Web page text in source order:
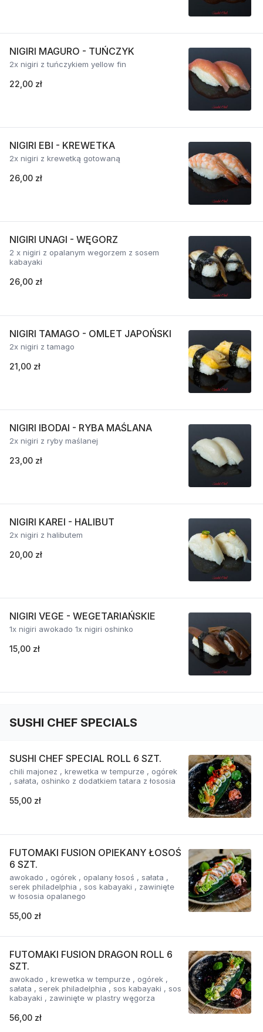
NIGIRI MAGURO - TUŃCZYK
2x nigiri z tuńczykiem yellow fin
22,00 zł
NIGIRI EBI - KREWETKA
2x nigiri z krewetką gotowaną
26,00 zł
NIGIRI UNAGI - WĘGORZ
2 x nigiri z opalanym wegorzem z sosem
kabayaki
26,00 zł
NIGIRI TAMAGO - OMLET JAPOŃSKI
2x nigiri z tamago
21,00 zł
NIGIRI IBODAI - RYBA MAŚLANA
2x nigiri z ryby maślanej
23,00 zł
NIGIRI KAREI - HALIBUT
2x nigiri z halibutem
20,00 zł
NIGIRI VEGE - WEGETARIAŃSKIE
1x nigiri awokado 1x nigiri oshinko
15,00 zł
SUSHI CHEF SPECIALS
SUSHI CHEF SPECIAL ROLL 6 SZT.
chili majonez , krewetka w tempurze , ogórek
, sałata, oshinko z dodatkiem tatara z łososia
55,00 zł
FUTOMAKI FUSION OPIEKANY ŁOSOŚ
6 SZT.
awokado , ogórek , opalany łosoś , sałata ,
serek philadelphia , sos kabayaki , zawinięte
w łososia opalanego
55,00 zł
FUTOMAKI FUSION DRAGON ROLL 6
SZT.
awokado , krewetka w tempurze , ogórek ,
sałata , serek philadelphia , sos kabayaki , sos
kabayaki , zawinięte w plastry węgorza
56,00 zł